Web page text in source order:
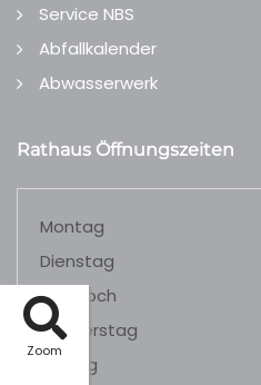
Zoom
Service NBS
Abfallkalender
Abwasserwerk
Rathaus Öffnungszeiten
Montag
Dienstag
Mittwoch
Donnerstag
Freitag